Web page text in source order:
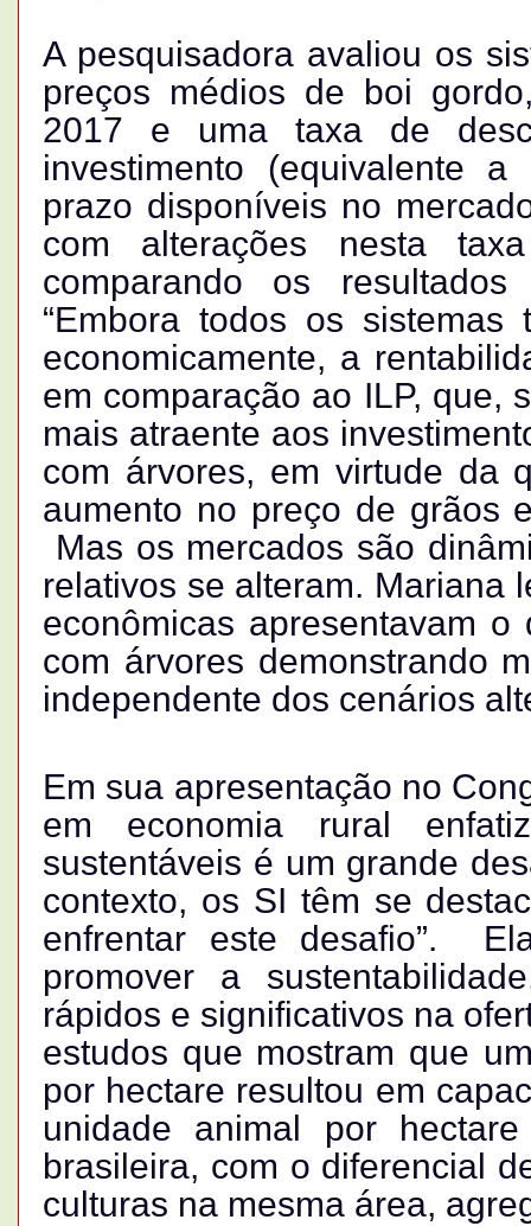
A pesquisadora avaliou os
preços médios de boi
2017 e uma taxa de
investimento (equivalente
prazo disponíveis no
com alterações nesta
comparando os
“Embora todos os sistemas
economicamente, a
em comparação ao ILP, que,
mais atraente aos
com árvores, em virtude da
aumento no preço de grãos
Mas os mercados são
relativos se alteram. Mariana
econômicas apresentavam
com árvores demonstrando
independente dos cenários
Em sua apresentação no
em economia rural
sustentáveis é um grande
contexto, os SI têm se
enfrentar este desafio”.
promover a
rápidos e significativos na
estudos que mostram que
por hectare resultou em
unidade animal por
brasileira, com o diferencial
culturas na mesma área,